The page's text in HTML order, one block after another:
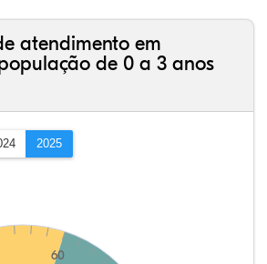
atendimento em
de 0 a 3 anos
2025
60